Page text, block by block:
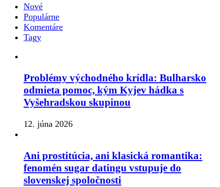
Nové
Populárne
Komentáre
Tagy
Problémy východného krídla: Bulharsko
odmieta pomoc, kým Kyjev hádka s
Vyšehradskou skupinou
12. júna 2026
Ani prostitúcia, ani klasická romantika:
fenomén sugar datingu vstupuje do
slovenskej spoločnosti